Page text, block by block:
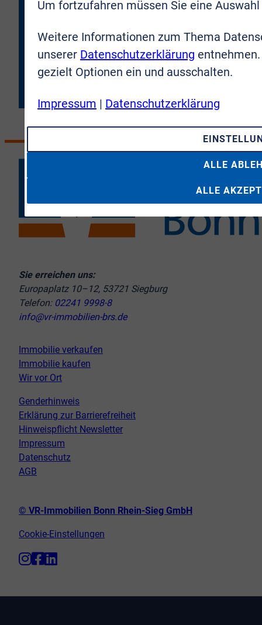
Daten an die VR-Immobilien Bonn Rhein-Sieg GmbH
JETZT ANMELDEN
Sie erreichen uns:
Europaplatz 10–12, 53721 Siegburg
Telefon: 02241 9998-8
info@vr-immobilien-brs.de
Immobilie verkaufen
Immobilie kaufen
Wir vor Ort
Genderhinweis
Erklärung zur Barrierefreiheit
Hinweispflicht Newsletter
Impressum
Datenschutz
AGB
© VR-Immobilien Bonn Rhein-Sieg GmbH
Cookie-Einstellungen
Um fortzufahren müssen Sie eine
Weitere Informationen zum Thema
unserer Datenschutzerklärung
gezielt Optionen ein und ausschalten.
Impressum | Datenschutzerklärung
ALLE
ALLE